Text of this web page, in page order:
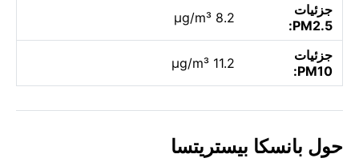
جزئيات
PM2.5:
8.2 µg/m³
جزئيات
PM10:
11.2 µg/m³
حول بانسكا بيستريتسا